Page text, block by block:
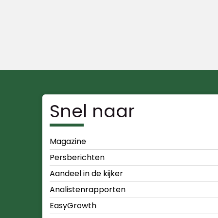
Snel naar
Magazine
Persberichten
Aandeel in de kijker
Analistenrapporten
EasyGrowth